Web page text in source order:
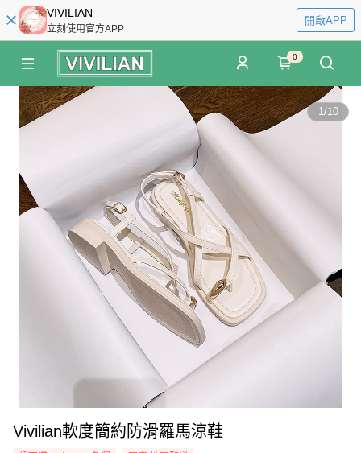
VIVILIAN
立刻使用官方APP
開啟APP
0
1/10
Vivilian軟度簡約防滑羅馬涼鞋